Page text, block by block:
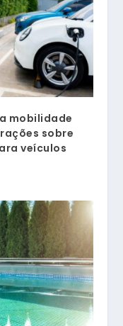
mobilidade
sobre
veículos